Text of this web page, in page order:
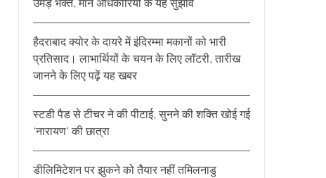
उमड़े भक्त, मानें अधिकारियों के यह सुझाव
हैदराबाद क्योर के दायरे में इंदिरम्मा मकानों को भारी
प्रतिसाद। लाभार्थियों के चयन के लिए लॉटरी, तारीख
जानने के लिए पढ़ें यह खबर
स्टडी पैड से टीचर ने की पीटाई, सुनने की शक्ति खोई गई
‘नारायण’ की छात्रा
डीलिमिटेशन पर झुकने को तैयार नहीं तमिलनाडु